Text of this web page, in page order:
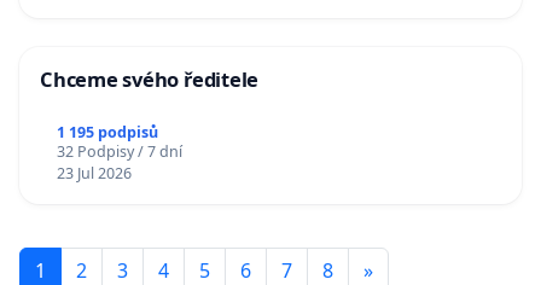
Chceme svého ředitele
1 195 podpisů
32 Podpisy / 7 dní
23 Jul 2026
1 2 3 4 5 6 7 8 »